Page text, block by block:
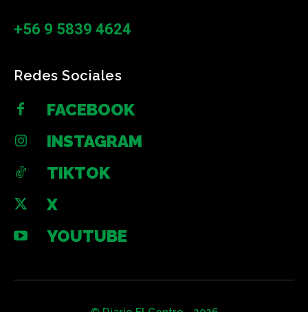
+56 9 5839 4624
Redes Sociales
FACEBOOK
INSTAGRAM
TIKTOK
X
YOUTUBE